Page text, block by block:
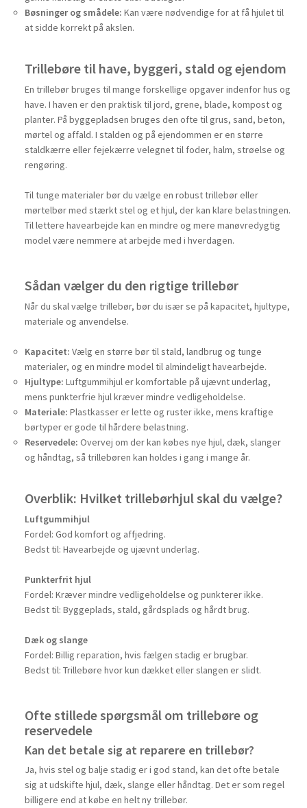
Bøsninger og smådele: Kan være nødvendige for at få hjulet til
at sidde korrekt på akslen.
Trillebøre til have, byggeri, stald og ejendom
En trillebør bruges til mange forskellige opgaver indenfor hus og
have. I haven er den praktisk til jord, grene, blade, kompost og
planter. På byggepladsen bruges den ofte til grus, sand, beton,
mørtel og affald. I stalden og på ejendommen er en større
staldkærre eller fejekærre velegnet til foder, halm, strøelse og
rengøring.
Til tunge materialer bør du vælge en robust trillebør eller
mørtelbør med stærkt stel og et hjul, der kan klare belastningen.
Til lettere havearbejde kan en mindre og mere manøvredygtig
model være nemmere at arbejde med i hverdagen.
Sådan vælger du den rigtige trillebør
Når du skal vælge trillebør, bør du især se på kapacitet, hjultype,
materiale og anvendelse.
Kapacitet: Vælg en større bør til stald, landbrug og tunge
materialer, og en mindre model til almindeligt havearbejde.
Hjultype: Luftgummihjul er komfortable på ujævnt underlag,
mens punkterfrie hjul kræver mindre vedligeholdelse.
Materiale: Plastkasser er lette og ruster ikke, mens kraftige
børtyper er gode til hårdere belastning.
Reservedele: Overvej om der kan købes nye hjul, dæk, slanger
og håndtag, så trillebøren kan holdes i gang i mange år.
Overblik: Hvilket trillebørhjul skal du vælge?
Luftgummihjul
Fordel: God komfort og affjedring.
Bedst til: Havearbejde og ujævnt underlag.
Punkterfrit hjul
Fordel: Kræver mindre vedligeholdelse og punkterer ikke.
Bedst til: Byggeplads, stald, gårdsplads og hårdt brug.
Dæk og slange
Fordel: Billig reparation, hvis fælgen stadig er brugbar.
Bedst til: Trillebøre hvor kun dækket eller slangen er slidt.
Ofte stillede spørgsmål om trillebøre og
reservedele
Kan det betale sig at reparere en trillebør?
Ja, hvis stel og balje stadig er i god stand, kan det ofte betale
sig at udskifte hjul, dæk, slange eller håndtag. Det er som regel
billigere end at købe en helt ny trillebør.